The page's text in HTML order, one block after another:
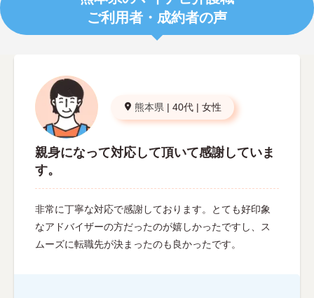
ご利用者・成約者の声
熊本県 | 40代 | 女性
親身になって対応して頂いて感謝していま
す。
非常に丁寧な対応で感謝しております。とても好印象
なアドバイザーの方だったのが嬉しかったですし、ス
ムーズに転職先が決まったのも良かったです。